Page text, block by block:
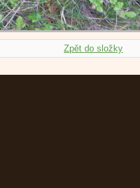
Zpět do složky